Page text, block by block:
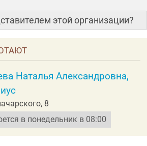
этой организации?
Наталья Александровна,
8
в понедельник в 08:00